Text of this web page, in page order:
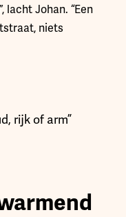
lacht Johan. “Een
niets
rijk of arm”